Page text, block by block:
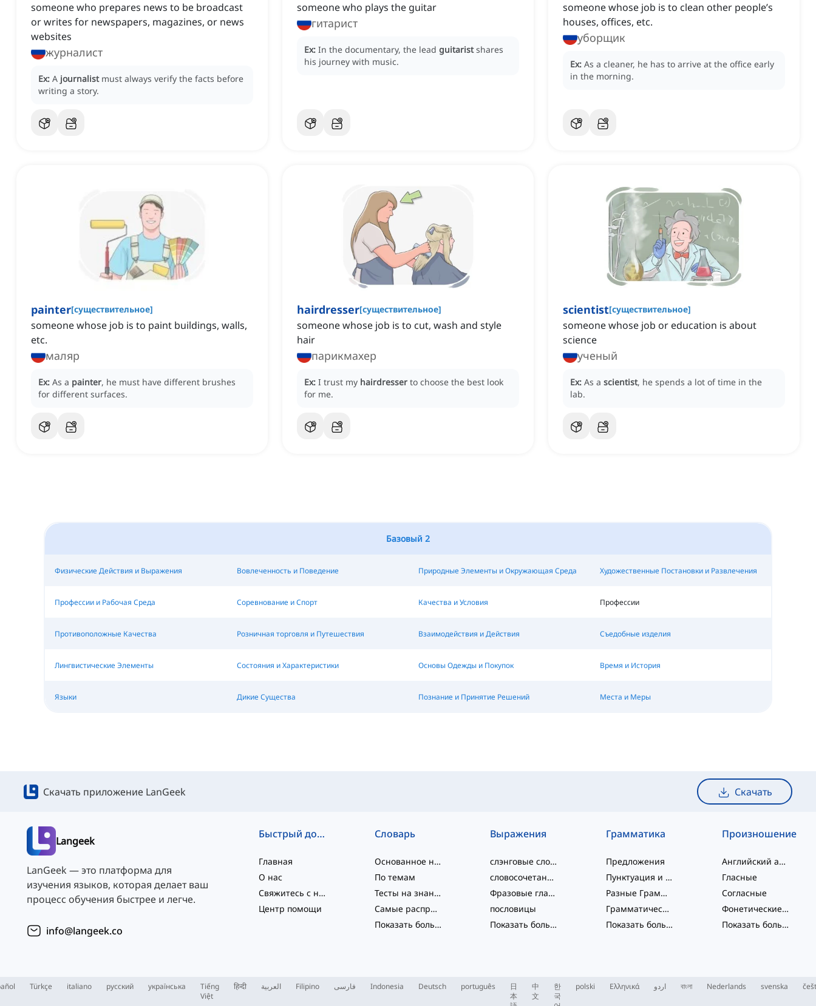
someone who prepares news to be broadcast
or writes for newspapers, magazines, or news
websites
журналист
Ex: A journalist must always verify the facts before
writing a story.
someone who plays the guitar
гитарист
Ex: In the documentary, the lead guitarist shares
his journey with music.
someone whose job is to clean other people’s
houses, offices, etc.
уборщик
Ex: As a cleaner, he has to arrive at the office early
in the morning.
painter[существительное]
someone whose job is to paint buildings, walls,
etc.
маляр
Ex: As a painter, he must have different brushes
for different surfaces.
hairdresser[существительное]
someone ‌whose job is to cut, wash and style
hair
парикмахер
Ex: I trust my hairdresser to choose the best look
for me.
scientist[существительное]
someone whose job or education is about
science
ученый
Ex: As a scientist, he spends a lot of time in the
lab.
Базовый 2
Физические Действия и Выражения Вовлеченность и Поведение Природные Элементы и Окружающая Среда Художественные Постановки и Развлечения
Профессии и Рабочая Среда Соревнование и Спорт Качества и Условия Профессии
Противоположные Качества Розничная торговля и Путешествия Взаимодействия и Действия Съедобные изделия
Лингвистические Элементы Состояния и Характеристики Основы Одежды и Покупок Время и История
Языки Дикие Существа Познание и Принятие Решений Места и Меры
Скачать приложение LanGeek Скачать
Langeek
LanGeek — это платформа для
изучения языков, которая делает ваш
процесс обучения быстрее и легче.
info@langeek.co
Быстрый доступ
Главная
О нас
Свяжитесь с нами
Центр помощи
Словарь
Основанное на уровне
По темам
Тесты на знание языка
Самые распространённые
Показать больше
Выражения
слэнговые слова
словосочетания
Фразовые глаголы
пословицы
Показать больше
Грамматика
Предложения
Пунктуация и Орфография
Разные Грамматические Темы
Грамматические Функции
Показать больше
Произношение
Английский алфавит
Гласные
Согласные
Фонетические концепции
Показать больше
Türkçe italiano русский українська
Tiếng
Việt
हिन्दी العربية Filipino فارسی Indonesia Deutsch português
日
本
中
文
한
국
polski Ελληνικά اردو বাংলা Nederlands svenska